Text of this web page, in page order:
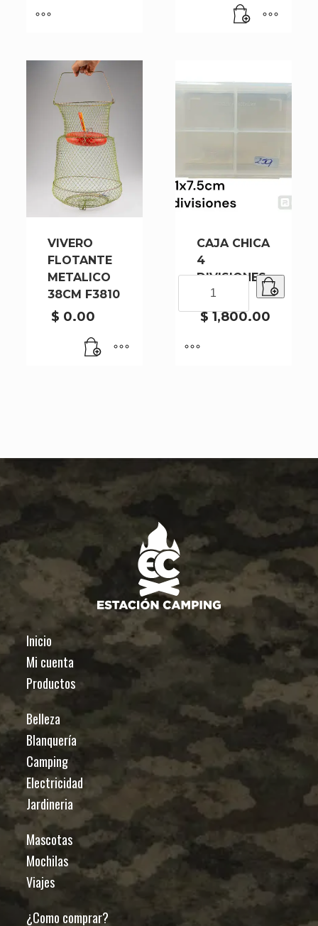
16X11CM
VIVERO
FLOTANTE
METALICO
38CM F3810
$ 0.00
CAJA CHICA
4
DIVISIONES
11X7.5CM
$1,800.00
4
11X7.5CM
Inicio
Mi cuenta
Productos
Belleza
Blanquería
Camping
Electricidad
Jardineria
Mascotas
Mochilas
Viajes
¿Como comprar?